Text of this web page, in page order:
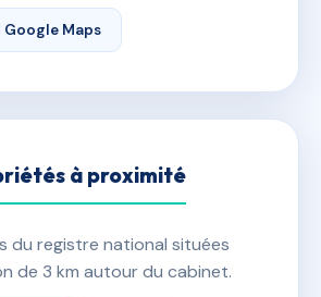
Maps
à proximité
du registre national situées
de 3 km autour du cabinet.